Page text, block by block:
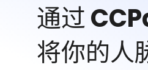
通过
将你的人